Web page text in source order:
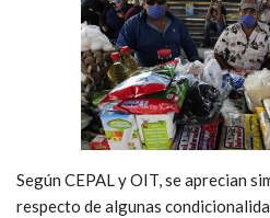
Según CEPAL y OIT, se aprecian
respecto de algunas